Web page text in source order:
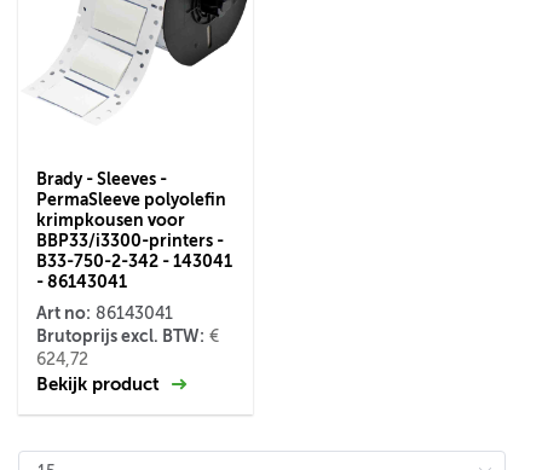
Brady - Sleeves -
PermaSleeve polyolefin
krimpkousen voor
BBP33/i3300-printers -
B33-750-2-342 - 143041
- 86143041
Art no: 86143041
Brutoprijs excl. BTW: €
624,72
Bekijk product